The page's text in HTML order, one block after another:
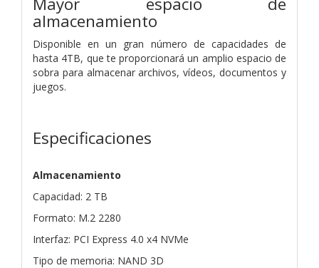
almacenamiento
Disponible en un gran número de capacidades de
hasta 4TB, que te proporcionará un amplio espacio de
sobra para almacenar archivos, vídeos, documentos y
juegos.
Especificaciones
Almacenamiento
Capacidad: 2 TB
Formato: M.2 2280
Interfaz: PCI Express 4.0 x4 NVMe
Tipo de memoria: NAND 3D